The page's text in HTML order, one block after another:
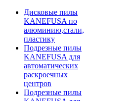
Дисковые пилы
KANEFUSA по
алюминию,стали,
пластику
Подрезные пилы
KANEFUSA для
автоматических
раскроечных
центров
Подрезные пилы